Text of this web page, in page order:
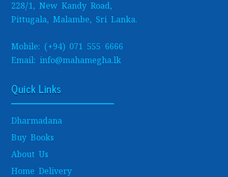
228/1, New Kandy Road,
Pittugala, Malambe, Sri Lanka.
Mobile: (+94) 071 555 6666
Email: info@mahamegha.lk
Quick Links
Dharmadana
Buy Books
About Us
Home Delivery